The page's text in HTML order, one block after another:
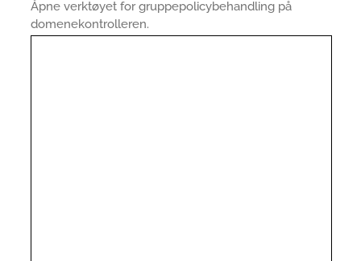
Åpne verktøyet for gruppepolicybehandling på
domenekontrolleren.